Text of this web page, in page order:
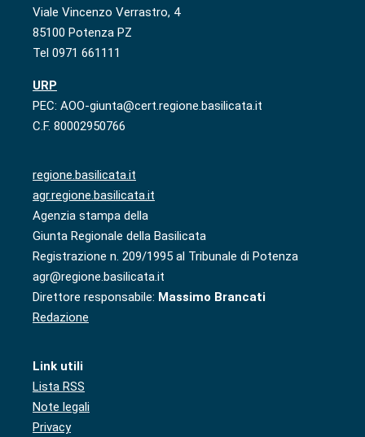
Viale Vincenzo Verrastro, 4
85100 Potenza PZ
Tel 0971 661111
URP
PEC: AOO-giunta@cert.regione.basilicata.it
C.F. 80002950766
regione.basilicata.it
agr.regione.basilicata.it
Agenzia stampa della
Giunta Regionale della Basilicata
Registrazione n. 209/1995 al Tribunale di Potenza
agr@regione.basilicata.it
Direttore responsabile: Massimo Brancati
Redazione
Link utili
Lista RSS
Note legali
Privacy